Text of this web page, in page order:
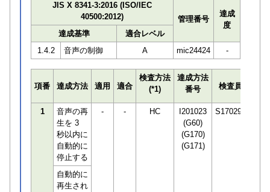
JIS X 8341-3:2016 (ISO/IEC
40500:2012)
管理番号
達成
度
達成基準
適合レベル
1.4.2
音声の制御 A mic24424 -
項番 達成方法 適用 適合
検査方法
(*1)
達成方法
番号
検査員
1
音声の再
生を 3
秒以内に
自動的に
停止する
- - HC
I201023
(G60)
(G170)
(G171)
S170294
自動的に
再生され